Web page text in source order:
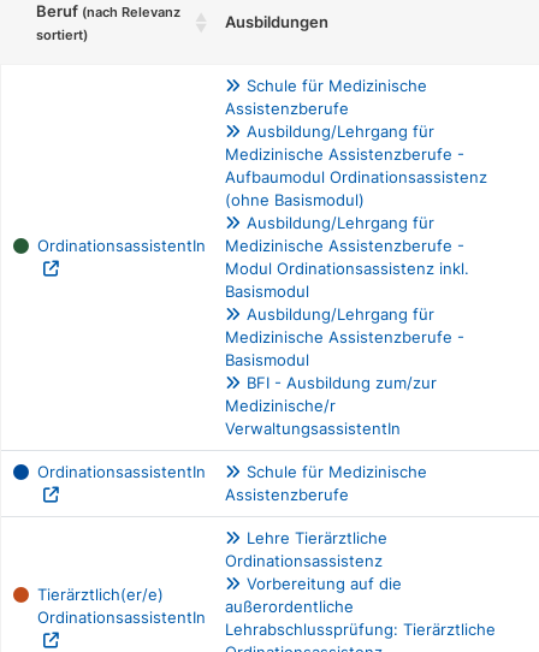
Beruf (nach Relevanz
sortiert)
Ausbildungen
OrdinationsassistentIn
Schule für Medizinische
Assistenzberufe
Ausbildung/Lehrgang für
Medizinische Assistenzberufe -
Aufbaumodul Ordinationsassistenz
(ohne Basismodul)
Ausbildung/Lehrgang für
Medizinische Assistenzberufe -
Modul Ordinationsassistenz inkl.
Basismodul
Ausbildung/Lehrgang für
Medizinische Assistenzberufe -
Basismodul
BFI - Ausbildung zum/zur
Medizinische/r
VerwaltungsassistentIn
OrdinationsassistentIn
Schule für Medizinische
Assistenzberufe
Tierärztlich(er/e)
OrdinationsassistentIn
Lehre Tierärztliche
Ordinationsassistenz
Vorbereitung auf die
außerordentliche
Lehrabschlussprüfung: Tierärztliche